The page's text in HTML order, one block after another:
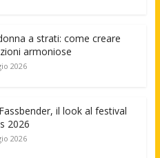
a strati: come creare
armoniose
2026
il look al festival
2026
2026